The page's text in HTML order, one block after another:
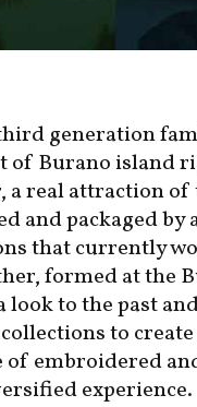
generation
of Burano island
a real attraction of
and packaged by
that currently
formed at the
look to the past
to create
of embroidered
experience.